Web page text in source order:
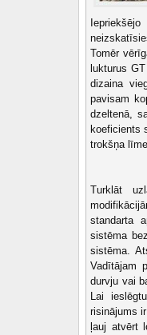
Tomēr
lukturus
dizaina
pavisam
dzeltenā,
koeficients
trokšņa
Turklāt
standarta
sistēma
sistēma.
Vadītājam
durvju vai
Lai
risinājums
ļauj atvērt